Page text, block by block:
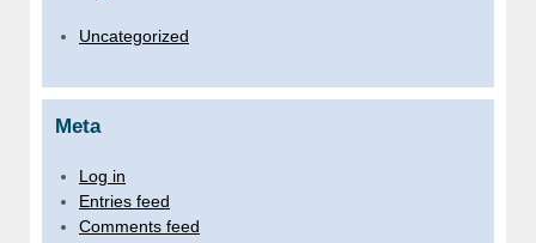
Uncategorized
Meta
Log in
Entries feed
Comments feed